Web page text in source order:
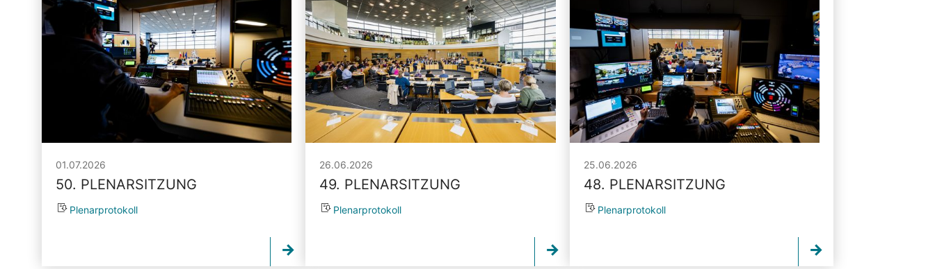
01.07.2026
50. PLENARSITZUNG
Plenarprotokoll
26.06.2026
49. PLENARSITZUNG
Plenarprotokoll
25.06.2026
48. PLENARSITZUNG
Plenarprotokoll